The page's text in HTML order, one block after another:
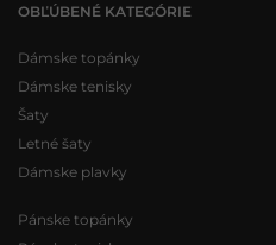
OBĽÚBENÉ KATEGÓRIE
Dámske topánky
Dámske tenisky
Šaty
Letné šaty
Dámske plavky
Pánske topánky